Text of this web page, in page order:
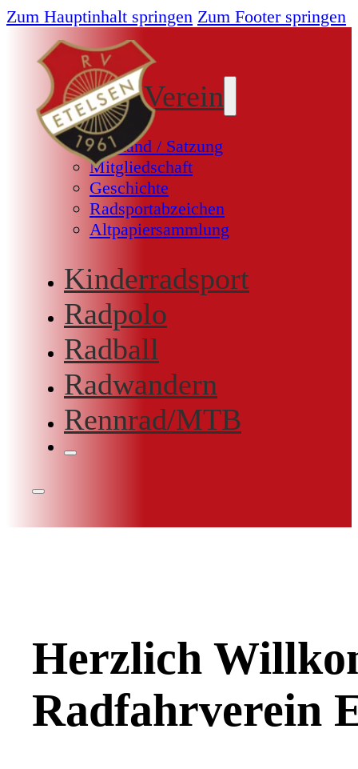
Zum Hauptinhalt springen Zum Footer springen
Unser Verein
Vorstand / Satzung
Mitgliedschaft
Geschichte
Radsportabzeichen
Altpapiersammlung
Kinderradsport
Radpolo
Radball
Radwandern
Rennrad/MTB
Herzlich
Radfahrverein